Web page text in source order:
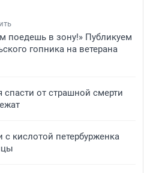
поедешь в зону!» Публикуем
гопника на ветерана
спасти от страшной смерти
кислотой петербурженка